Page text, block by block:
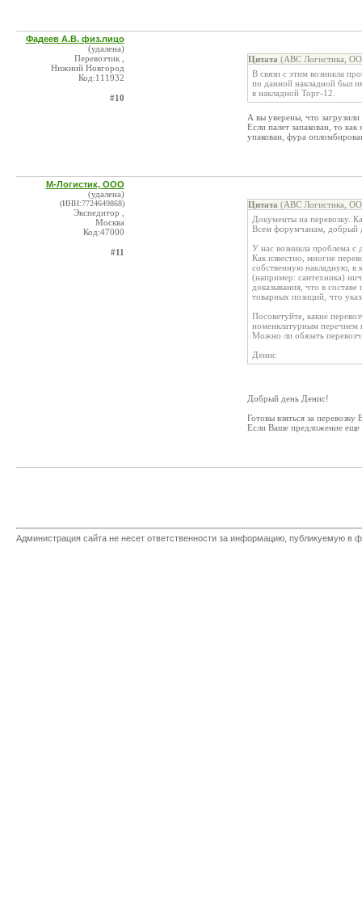
Фадеев А.В. физ.лицо
(удалена)
Перевозчик ,
Нижний Новгород
Код:111932
#10
Цитата (АВС Логистика,
В связи с этим возникла
по данной накладной был
в накладной Торг-12.
А вы уверены, что
Если палет запакован, то
упакован, фура
М-Логистик, ООО
(удалена)
(ИНН:7724649868)
Экспедитор ,
Москва
Код:47000
#11
Цитата (АВС Логистика,
Документы на перевозку.
Всем форумчанам, добрый
У нас возникла проблема с
Как известно, многие
собственную накладную, в
(например: сантехника)
доказывания, что в
товарных позиций, что
Посоветуйте, какие
номенклатурным перечнем
Можно ли обязать
Денис
Добрый день Денис!
Готовы взяться за
Если Ваше предложение еще
Администрация сайта не несет ответственности за информацию, публикуемую